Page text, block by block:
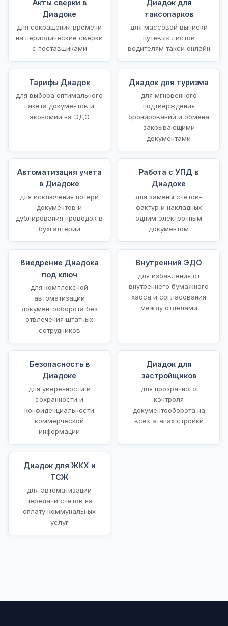
Акты сверки в
Диадоке
для сокращения времени
на периодические сверки
с поставщиками
Диадок для
таксопарков
для массовой выписки
путевых листов
водителям такси онлайн
Тарифы Диадок
для выбора оптимального
пакета документов и
экономии на ЭДО
Диадок для туризма
для мгновенного
подтверждения
бронирований и обмена
закрывающими
документами
Автоматизация учета
в Диадоке
для исключения потери
документов и
дублирования проводок в
бухгалтерии
Работа с УПД в
Диадоке
для замены счетов-
фактур и накладных
одним электронным
документом
Внедрение Диадока
под ключ
для комплексной
автоматизации
документооборота без
отвлечения штатных
сотрудников
Внутренний ЭДО
для избавления от
внутреннего бумажного
хаоса и согласования
между отделами
Безопасность в
Диадоке
для уверенности в
сохранности и
конфиденциальности
коммерческой
информации
Диадок для
застройщиков
для прозрачного
контроля
документооборота на
всех этапах стройки
Диадок для ЖКХ и
ТСЖ
для автоматизации
передачи счетов на
оплату коммунальных
услуг